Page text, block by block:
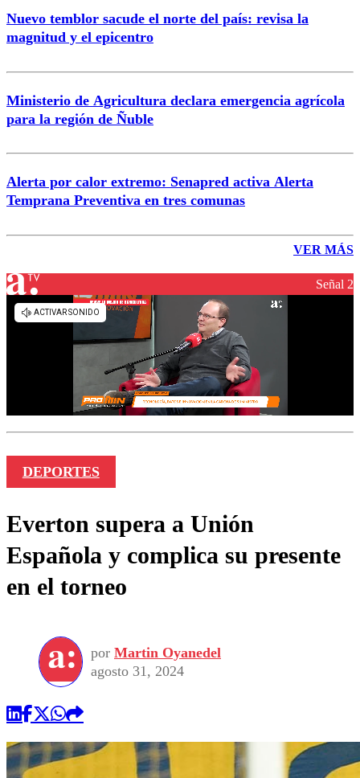
Nuevo temblor sacude el norte del país: revisa la
magnitud y el epicentro
Ministerio de Agricultura declara emergencia agrícola
para la región de Ñuble
Alerta por calor extremo: Senapred activa Alerta
Temprana Preventiva en tres comunas
VER MÁS
Señal 2
DEPORTES
Everton supera a Unión
Española y complica su presente
en el torneo
por Martin Oyanedel
agosto 31, 2024